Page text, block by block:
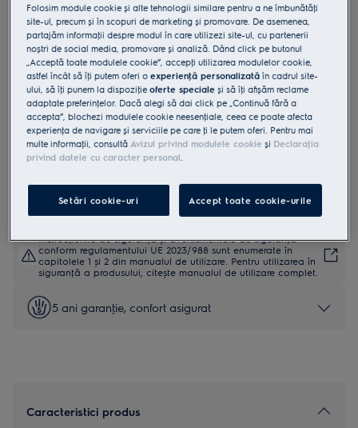
5 (56)
Fișa cu informaţii despre produs
Beneficii
Tehnologia uscătorului GentleCare 600 usucă având grijă de hainele
tale.
Usucă articole din bumbac și materiale sintetice laolaltă, cu
MixCare.
SensiCare măsoară dinamic, ajustează uscarea și previne uscarea
excesivă
Instrucţiunile de siguranţă și avertismentele de siguranţă
conform regulamentului UE 2023/988 sunt enumerate în
capitolele 1 și 2 din manualul de utilizare. Pentru utilizarea în
siguranţă a produsului, citește manualul de utilizare complet.
5 ani garanţie, confort asigurat
Caracteristici produs
Folosim module cookie și alte tehnologii similare pentru a ne îmbunătăţi
site-ul, precum și în scopuri de marketing și promovare. De asemenea,
partajăm informaţii despre modul în care utilizezi site-ul, cu partenerii
noștri de social media, promovare și analiză. Dând click pe butonul
„Acceptă toate modulele cookie”, accepţi utilizarea modulelor cookie,
astfel încât să îţi putem oferi oexperienţă personalizată în cadrul site-
ului, să îţi punem la dispoziţieoferte speciale și să îţi afișăm reclame
adaptate preferinţelor. Dacă alegi să dai click pe „Continuă fără a
accepta”, blochezi modulele cookie neesenţiale, ceea ce poate afecta
experienţa de navigare și serviciile pe care ţi le putem oferi. Pentru mai
multe informaţii, consultă Avizul privind modulele cookie și Declaraţia
privind datele cu caracter personal.
Setări cookie-uri Accept toate cookie-urile